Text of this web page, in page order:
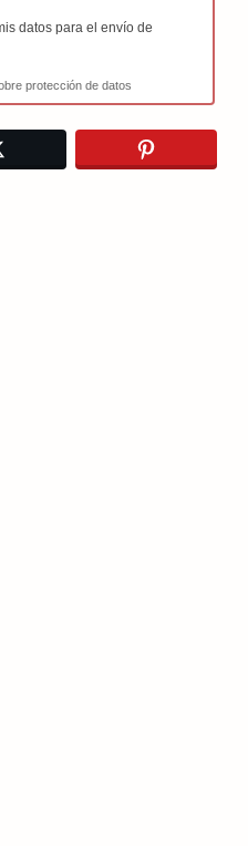
datos para el envío de
protección de datos